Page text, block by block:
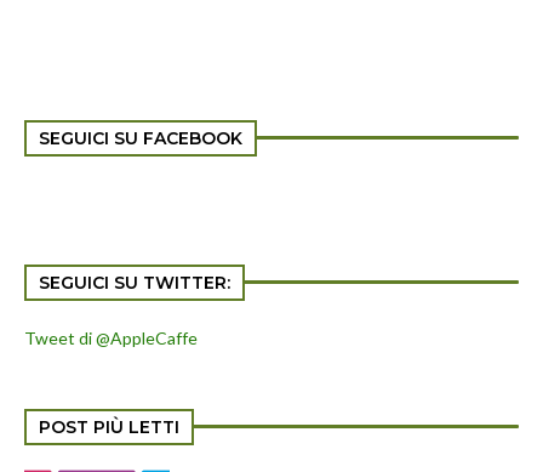
SEGUICI SU FACEBOOK
SEGUICI SU TWITTER:
Tweet di @AppleCaffe
POST PIÙ LETTI